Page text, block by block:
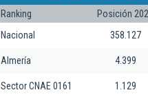
Ranking Posición
Nacional
358.127
Almería 4.399
Sector CNAE 0161 1.129